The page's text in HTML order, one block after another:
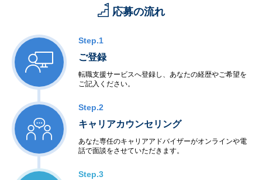
応募の流れ
Step.1
ご登録
転職支援サービスへ登録し、あなたの経歴やご希望を
ご記入ください。
Step.2
キャリアカウンセリング
あなた専任のキャリアアドバイザーがオンラインや電
話で面談をさせていただきます。
Step.3